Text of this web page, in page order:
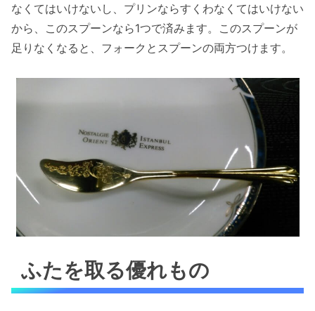
なくてはいけないし、プリンならすくわなくてはいけない
から、このスプーンなら1つで済みます。このスプーンが
足りなくなると、フォークとスプーンの両方つけます。
ふたを取る優れもの